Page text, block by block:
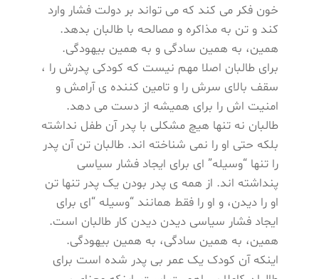
خون فکر می کند که می تواند بر دولت فشار وارد
کند و تن به مذاکره و مصالحه با طالبان بدهد.
همین، به همین سادگی و به همین بیهودگی.
برای طالبان اصلا مهم نیست که کودکی پدرش را ،
سقف بالای سرش را و تامین کننده ی آرامش و
امنیت اش را برای همیشه از دست می دهد.
طالبان نه تنها هیچ مشکلی با پدر آن طفل نداشته
بلکه حتی او را نمی شناخته اند. طالبان تن آن پدر
را تنها “وسیله” ای برای ایجاد فشار سیاسی
پنداشته اند. از همه ی پدر بودن یک پدر تنها تن
او را دیدن، و او را فقط همانند “وسیله “ای برای
ایجاد فشار سیاسی دیدن دیدن کار طالبان است.
همین، به همین سادگی، به همین بیهودگی.
اینکه آن کودک یک عمر بی پدر شده است برای